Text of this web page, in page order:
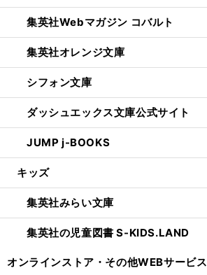
集英社Webマガジン コバルト
集英社オレンジ文庫
シフォン文庫
ダッシュエックス文庫公式サイト
JUMP j-BOOKS
キッズ
集英社みらい文庫
集英社の児童図書 S-KIDS.LAND
オンラインストア・ その他WEBサービス